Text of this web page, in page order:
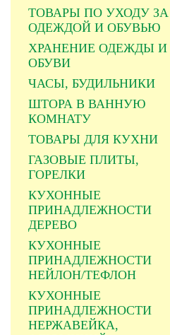
ТОВАРЫ ПО УХОДУ ЗА
ОДЕЖДОЙ И ОБУВЬЮ
ХРАНЕНИЕ ОДЕЖДЫ И
ОБУВИ
ЧАСЫ, БУДИЛЬНИКИ
ШТОРА В ВАННУЮ
КОМНАТУ
ТОВАРЫ ДЛЯ КУХНИ
ГАЗОВЫЕ ПЛИТЫ,
ГОРЕЛКИ
КУХОННЫЕ
ПРИНАДЛЕЖНОСТИ
ДЕРЕВО
КУХОННЫЕ
ПРИНАДЛЕЖНОСТИ
НЕЙЛОН/ТЕФЛОН
КУХОННЫЕ
ПРИНАДЛЕЖНОСТИ
НЕРЖАВЕЙКА,